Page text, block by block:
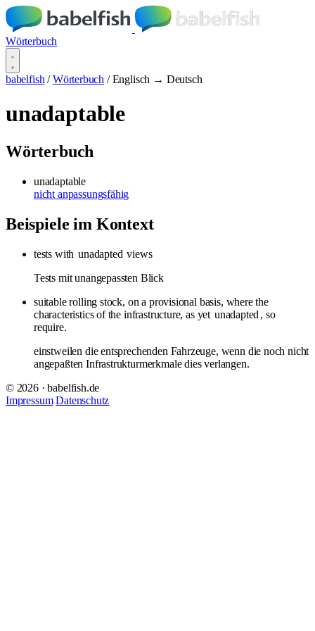
Wörterbuch
babelfish / Wörterbuch / Englisch → Deutsch
unadaptable
Wörterbuch
unadaptable
nicht anpassungsfähig
Beispiele im Kontext
tests with unadapted views
Tests mit unangepassten Blick
suitable rolling stock, on a provisional basis, where the
characteristics of the infrastructure, as yet unadapted , so
require.
einstweilen die entsprechenden Fahrzeuge, wenn die noch nicht
angepaßten Infrastrukturmerkmale dies verlangen.
© 2026 · babelfish.de
Impressum Datenschutz